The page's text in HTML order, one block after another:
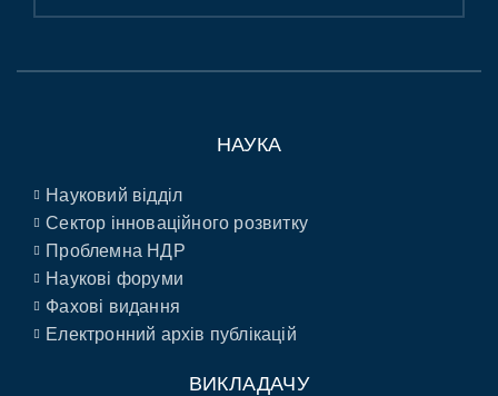
НАУКА
Науковий відділ
Сектор інноваційного розвитку
Проблемна НДР
Наукові форуми
Фахові видання
Електронний архів публікацій
ВИКЛАДАЧУ